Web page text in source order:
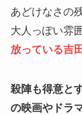
あどけなさの
大人っぽい雰
放っている吉
殺陣も得意と
の映画やドラ